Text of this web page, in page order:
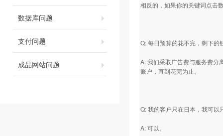
数据库问题
支付问题
成品网站问题
相反的，如果你的关键词点击
Q: 每日预算的花不完，剩下的
A: 我们采取广告费与服务费分
账户，直到花完为止。
Q: 我的客户只在日本，我可以
A: 可以。